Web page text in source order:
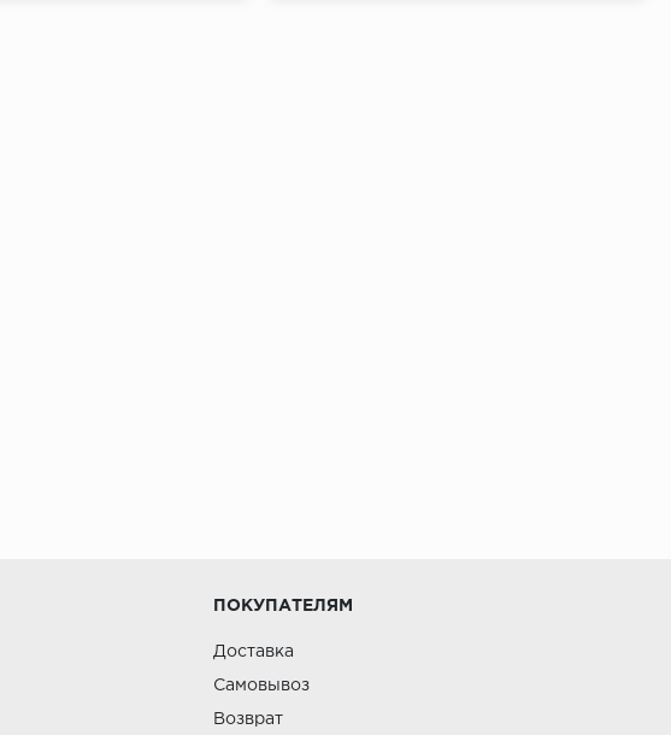
ПОКУПАТЕЛЯМ
Доставка
Самовывоз
Возврат